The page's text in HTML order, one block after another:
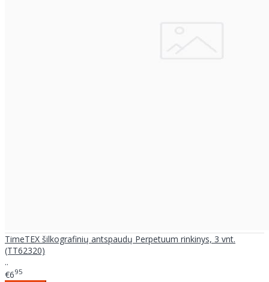
TimeTEX šilkografinių antspaudų Perpetuum rinkinys, 3 vnt.
(TT62320)
..
€695